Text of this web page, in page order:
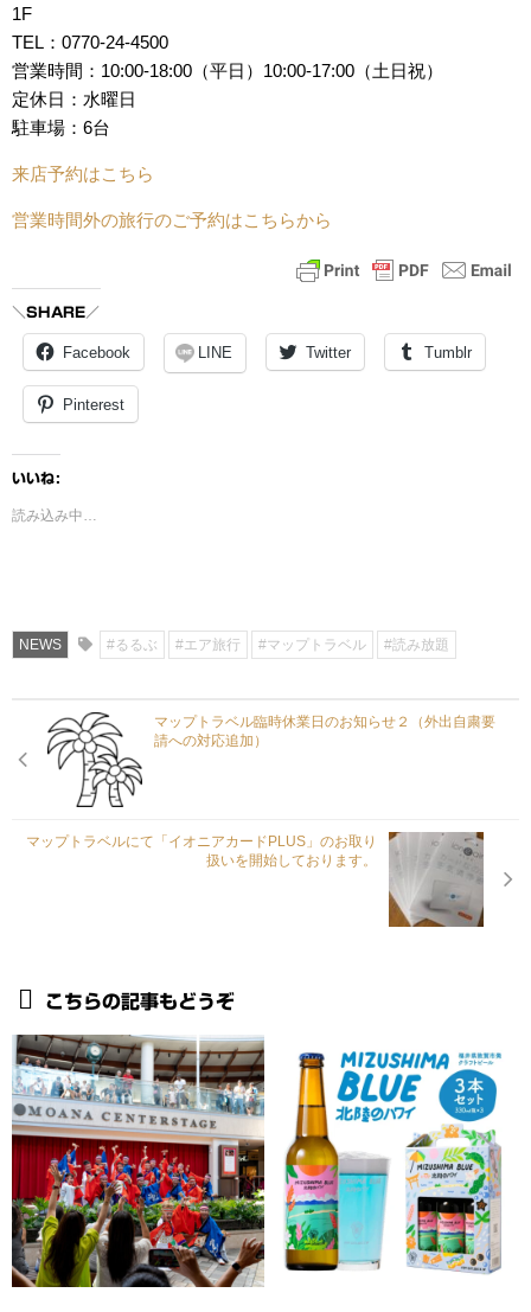
1F
TEL：0770-24-4500
営業時間：10:00-18:00（平日）10:00-17:00（土日祝）
定休日：水曜日
駐車場：6台
来店予約はこちら
営業時間外の旅行のご予約はこちらから
＼SHARE／
Facebook LINE Twitter Tumblr
Pinterest
いいね:
読み込み中…
NEWS #るるぶ #エア旅行 #マップトラベル #読み放題
マップトラベル臨時休業日のお知らせ２（外出自粛要
請への対応追加）
マップトラベルにて「イオニアカードPLUS」のお取り
扱いを開始しております。
こちらの記事もどうぞ